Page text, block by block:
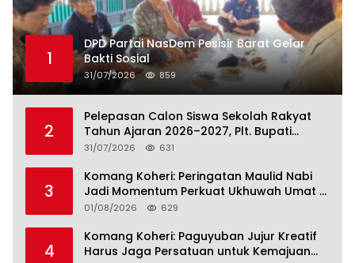
1
DPD Partai NasDem Pesisir Barat Gelar
Bakti Sosial
31/07/2026 859
2
Pelepasan Calon Siswa Sekolah Rakyat
Tahun Ajaran 2026–2027, Plt. Bupati
Lamteng Tegaskan Komitmen Hadirkan
31/07/2026 631
3
Komang Koheri: Peringatan Maulid Nabi
Jadi Momentum Perkuat Ukhuwah Umat di
Lampung Tengah
01/08/2026 629
4
Komang Koheri: Paguyuban Jujur Kreatif
Harus Jaga Persatuan untuk Kemajuan